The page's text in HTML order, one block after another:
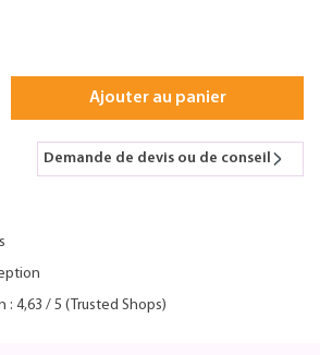
Ajouter au panier
Demande de devis ou de conseil
4,63 / 5 (Trusted Shops)